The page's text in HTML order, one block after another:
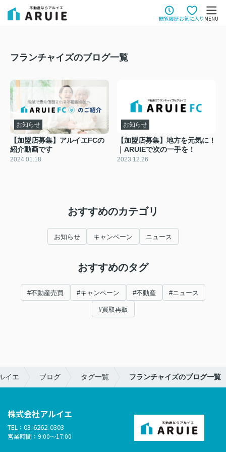
閲覧履歴お気に入り MENU
フランチャイズのブログ一覧
お知らせ
【加盟店募集】アルイエFCの
紹介動画です
2024.01.18
お知らせ
【加盟店募集】地方を元気に！
｜ARUIEで次の一手を！
2023.12.26
おすすめのカテゴリ
お知らせ キャンペーン ニュース
おすすめのタグ
#不動産売買 #キャンペーン #不動産 #ニュース
#買取再販
イエ ブログ タグ一覧 フランチャイズのブログ一覧
株式会社アルイエ
TEL： 03-6262-0303
営業時間：9:00～17:00